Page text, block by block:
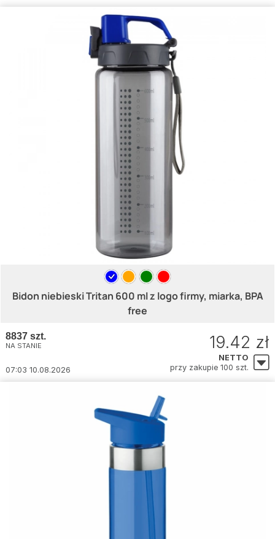
Bidon niebieski Tritan 600 ml z logo firmy, miarka, BPA
free
8837 szt.
NA STANIE
07:03 10.08.2026
19.42 zł
NETTO
przy zakupie 100 szt.